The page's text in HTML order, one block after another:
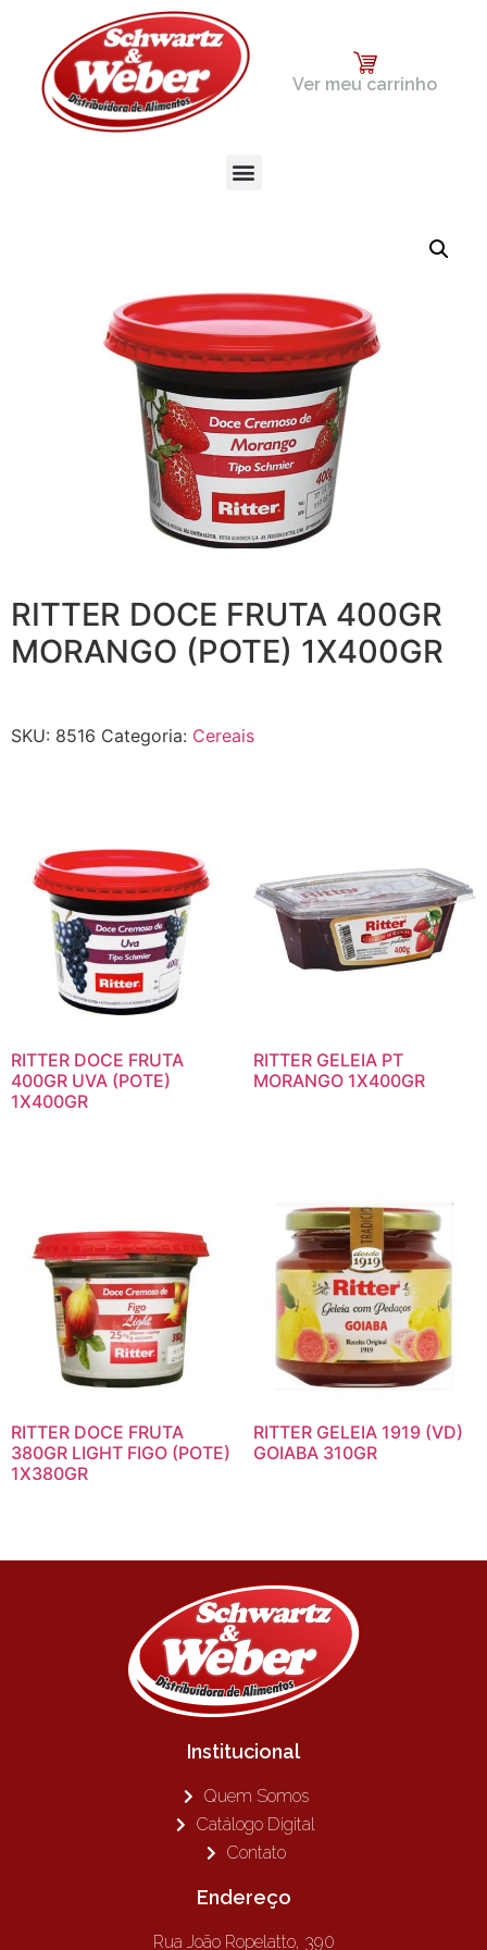
Ver meu carrinho
RITTER DOCE FRUTA 400GR
MORANGO (POTE) 1X400GR
SKU: 8516 Categoria: Cereais
RITTER DOCE FRUTA
400GR UVA (POTE)
1X400GR
RITTER GELEIA PT
MORANGO 1X400GR
RITTER DOCE FRUTA
380GR LIGHT FIGO (POTE)
1X380GR
RITTER GELEIA 1919 (VD)
GOIABA 310GR
Institucional
Quem Somos
Catálogo Digital
Contato
Endereço
Rua João Ropelatto, 390